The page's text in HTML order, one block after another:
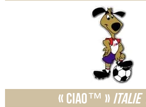
« Ciao™ » Italie